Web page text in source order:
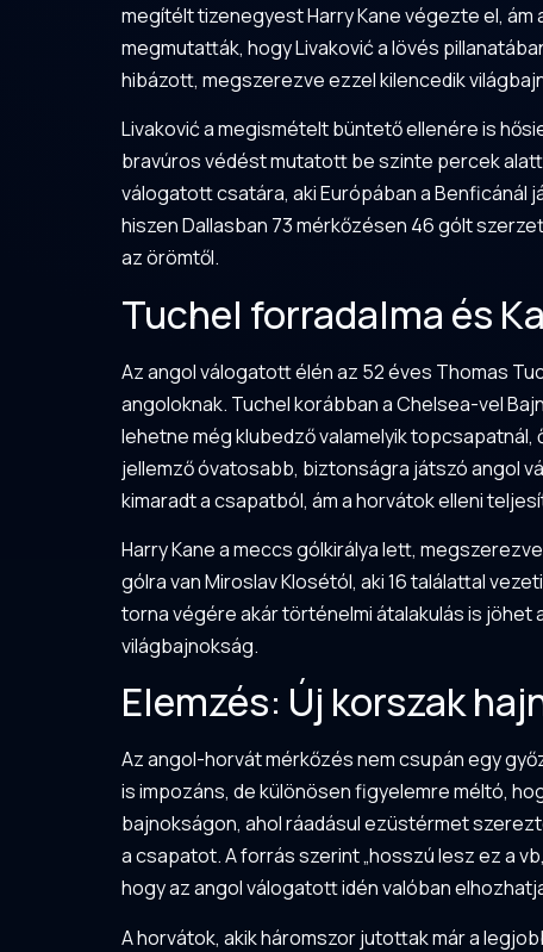
megítélt tizenegyest Harry Kane végezte el,
megmutatták, hogy Livaković a lövés
hibázott, megszerezve ezzel kilencedik
Livaković a megismételt büntető ellenére is
bravúros védést mutatott be szinte percek
válogatott csatára, aki Európában a
hiszen Dallasban 73 mérkőzésen 46 gólt
az örömtől.
Tuchel forradalma és
Az angol válogatott élén az 52 éves Thomas
angoloknak. Tuchel korábban a Chelsea-vel
lehetne még klubedző valamelyik
jellemző óvatosabb, biztonságra játszó angol
kimaradt a csapatból, ám a horvátok elleni
Harry Kane a meccs gólkirálya lett,
gólra van Miroslav Klosétól, aki 16 találattal
torna végére akár történelmi átalakulás is jöhet
világbajnokság.
Elemzés: Új korszak
Az angol-horvát mérkőzés nem csupán egy
is impozáns, de különösen figyelemre méltó,
bajnokságon, ahol ráadásul ezüstérmet
a csapatot. A forrás szerint „hosszú lesz ez a
hogy az angol válogatott idén valóban
A horvátok, akik háromszor jutottak már a